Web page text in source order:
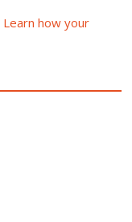
Learn how your